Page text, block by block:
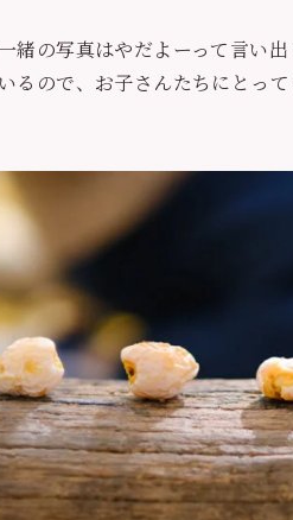
緒の写真はやだよーって言い
るので、お子さんたちにとっ